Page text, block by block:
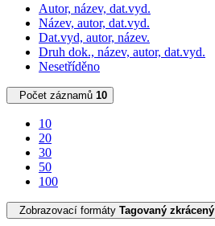
Autor, název, dat.vyd.
Název, autor, dat.vyd.
Dat.vyd, autor, název.
Druh dok., název, autor, dat.vyd.
Nesetříděno
Počet záznamů 10
10
20
30
50
100
Zobrazovací formáty Tagovaný zkrácený